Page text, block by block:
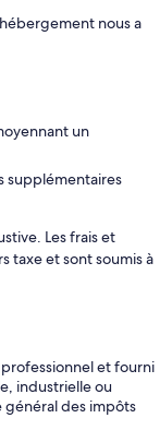
nous a
un
supplémentaires
Les frais et
taxe et sont soumis à
et fourni
industrielle ou
général des impôts